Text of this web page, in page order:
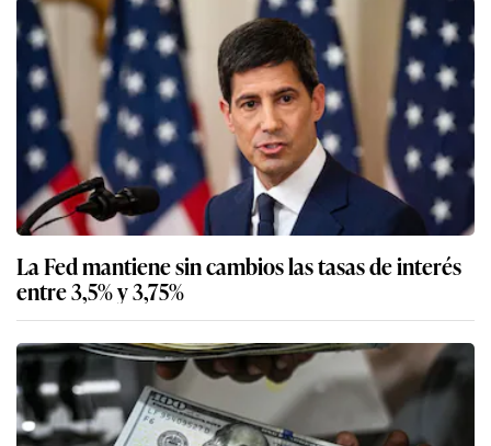
La Fed mantiene sin cambios las tasas de interés
entre 3,5% y 3,75%